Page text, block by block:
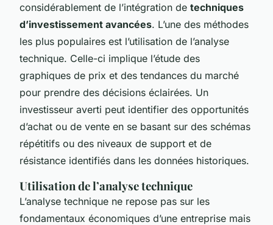
considérablement de l’intégration de techniques
d’investissement avancées. L’une des méthodes
les plus populaires est l’utilisation de l’analyse
technique. Celle-ci implique l’étude des
graphiques de prix et des tendances du marché
pour prendre des décisions éclairées. Un
investisseur averti peut identifier des opportunités
d’achat ou de vente en se basant sur des schémas
répétitifs ou des niveaux de support et de
résistance identifiés dans les données historiques.
Utilisation de l’analyse technique
L’analyse technique ne repose pas sur les
fondamentaux économiques d’une entreprise mais